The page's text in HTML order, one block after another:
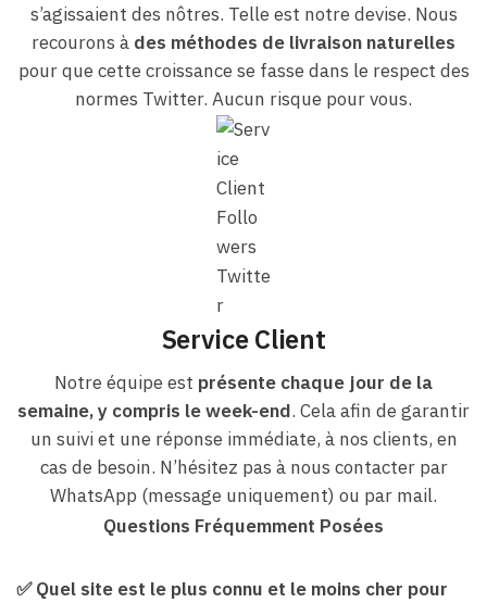
s’agissaient des nôtres. Telle est notre devise. Nous
recourons à des méthodes de livraison naturelles
pour que cette croissance se fasse dans le respect des
normes Twitter. Aucun risque pour vous.
Service Client
Notre équipe est présente chaque jour de la
semaine, y compris le week-end. Cela afin de garantir
un suivi et une réponse immédiate, à nos clients, en
cas de besoin. N’hésitez pas à nous contacter par
WhatsApp (message uniquement) ou par mail.
Questions Fréquemment Posées
✅Quel site est le plus connu et le moins cher pour